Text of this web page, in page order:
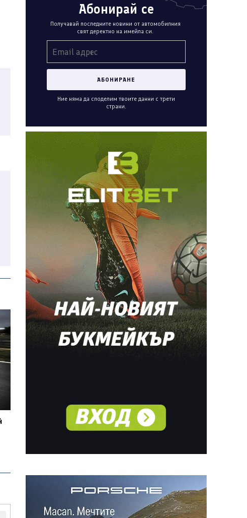
Абонирай се
Получавай последните новини от автомобилния
свят деректно на имейла си.
Ние няма да споделим твоите данни с трети
страни.